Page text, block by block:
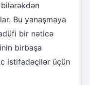
Bu yanaşmaya
bir nəticə
birbaşa
istifadəçilər üçün